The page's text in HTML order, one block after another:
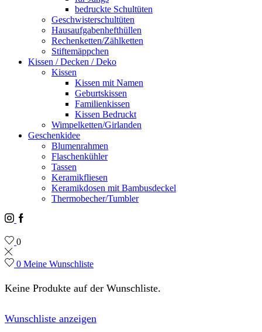
bedruckte Schultüten
Geschwisterschultüten
Hausaufgabenhefthüllen
Rechenketten/Zählketten
Stiftemäppchen
Kissen / Decken / Deko
Kissen
Kissen mit Namen
Geburtskissen
Familienkissen
Kissen Bedruckt
Wimpelketten/Girlanden
Geschenkidee
Blumenrahmen
Flaschenkühler
Tassen
Keramikfliesen
Keramikdosen mit Bambusdeckel
Thermobecher/Tumbler
Instagram
Facebook
0
0 Meine Wunschliste
Keine Produkte auf der Wunschliste.
Wunschliste anzeigen